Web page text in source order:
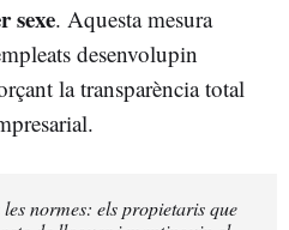
sexe. Aquesta mesura
desenvolupin
la transparència total
normes: els propietaris que